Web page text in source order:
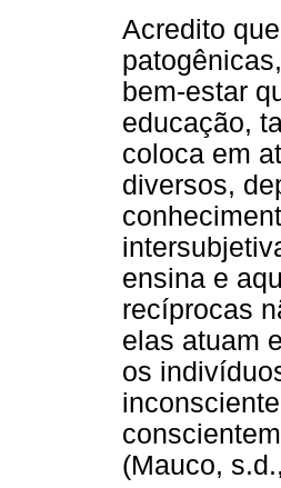
Acredito
bem-estar
educação,
coloca em
diversos,
ensina e
recíprocas
elas atuam
os
(Mauco,